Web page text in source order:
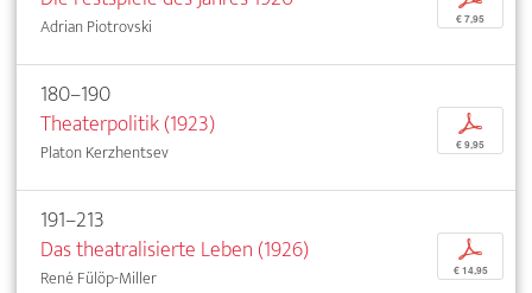
Adrian Piotrovski € 7,95
180–190
Theaterpolitik (1923)
Platon Kerzhentsev
p
€ 9,95
191–213
Das theatralisierte Leben (1926)
René Fülöp-Miller
p
€ 14,95